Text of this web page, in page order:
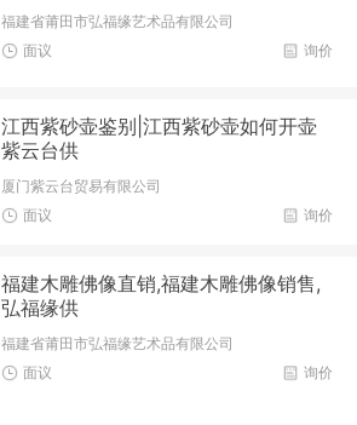
福建省莆田市弘福缘艺术品有限公司
询价
面议
江西紫砂壶鉴别|江西紫砂壶如何开壶
紫云台供
厦门紫云台贸易有限公司
询价
面议
福建木雕佛像直销,福建木雕佛像销售,
弘福缘供
福建省莆田市弘福缘艺术品有限公司
询价
面议